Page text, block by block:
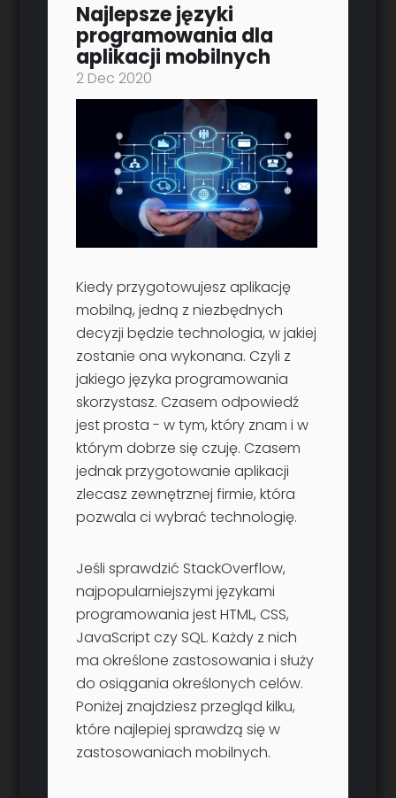
Najlepsze języki
programowania dla
aplikacji mobilnych
2 Dec 2020
Kiedy przygotowujesz aplikację
mobilną, jedną z niezbędnych
decyzji będzie technologia, w jakiej
zostanie ona wykonana. Czyli z
jakiego języka programowania
skorzystasz. Czasem odpowiedź
jest prosta - w tym, który znam i w
którym dobrze się czuję. Czasem
jednak przygotowanie aplikacji
zlecasz zewnętrznej firmie, która
pozwala ci wybrać technologię.
Jeśli sprawdzić StackOverflow,
najpopularniejszymi językami
programowania jest HTML, CSS,
JavaScript czy SQL. Każdy z nich
ma określone zastosowania i służy
do osiągania określonych celów.
Poniżej znajdziesz przegląd kilku,
które najlepiej sprawdzą się w
zastosowaniach mobilnych.